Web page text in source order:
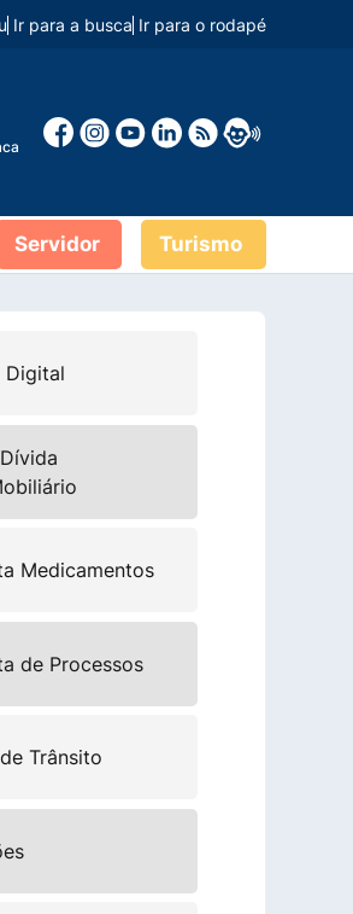
Ir para a busca Ir para o rodapé
Servidor Turismo
Digital
Medicamentos
de Processos
Trânsito